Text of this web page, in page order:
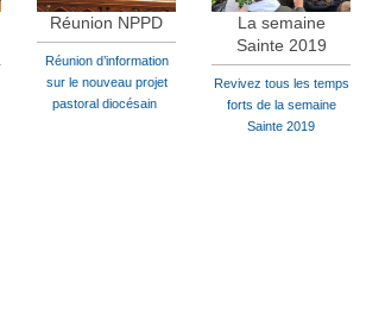
Réunion NPPD
Réunion d’information
sur le nouveau projet
pastoral diocésain
La semaine
Sainte 2019
Revivez tous les temps
forts de la semaine
Sainte 2019